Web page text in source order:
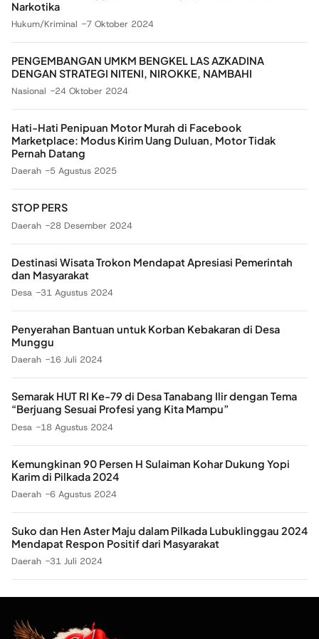
Narkotika
Hukum/Kriminal 7 Oktober 2024
PENGEMBANGAN UMKM BENGKEL LAS AZKADINA
DENGAN STRATEGI NITENI, NIROKKE, NAMBAHI
Nasional 24 Oktober 2024
Hati-Hati Penipuan Motor Murah di Facebook
Marketplace: Modus Kirim Uang Duluan, Motor Tidak
Pernah Datang
Daerah 5 Agustus 2025
STOP PERS
Daerah 28 Desember 2024
Destinasi Wisata Trokon Mendapat Apresiasi Pemerintah
dan Masyarakat
Desa 31 Agustus 2024
Penyerahan Bantuan untuk Korban Kebakaran di Desa
Munggu
Daerah 16 Juli 2024
Semarak HUT RI Ke-79 di Desa Tanabang Ilir dengan Tema
“Berjuang Sesuai Profesi yang Kita Mampu”
Desa 18 Agustus 2024
Kemungkinan 90 Persen H Sulaiman Kohar Dukung Yopi
Karim di Pilkada 2024
Daerah 6 Agustus 2024
Suko dan Hen Aster Maju dalam Pilkada Lubuklinggau 2024
Mendapat Respon Positif dari Masyarakat
Daerah 31 Juli 2024